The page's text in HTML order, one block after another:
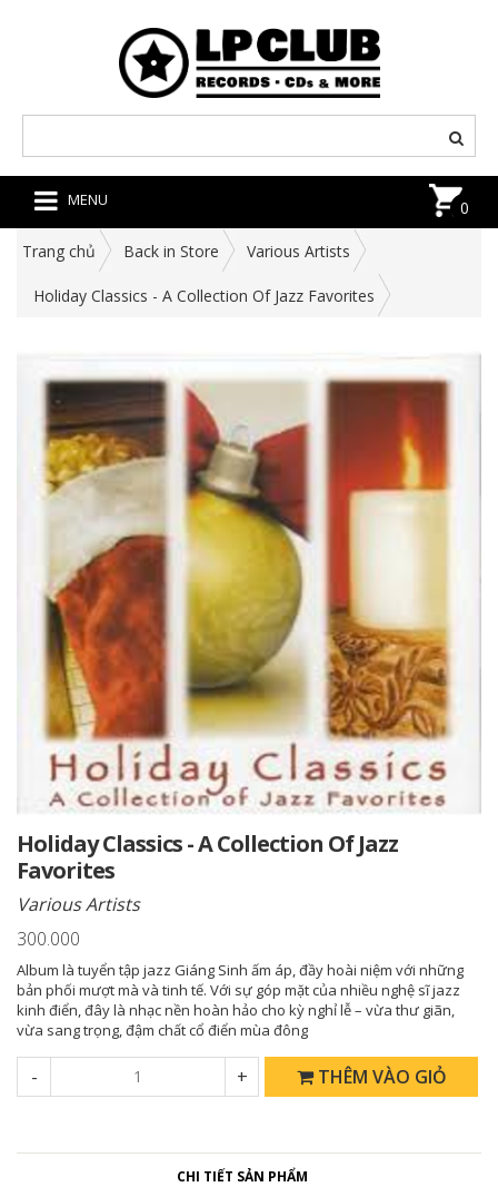
MENU 0
Trang chủ Back in Store Various Artists
Holiday Classics - A Collection Of Jazz Favorites
Holiday Classics - A Collection Of Jazz
Favorites
Various Artists
300.000
Album là tuyển tập jazz Giáng Sinh ấm áp, đầy hoài niệm với những
bản phối mượt mà và tinh tế. Với sự góp mặt của nhiều nghệ sĩ jazz
kinh điển, đây là nhạc nền hoàn hảo cho kỳ nghỉ lễ – vừa thư giãn,
vừa sang trọng, đậm chất cổ điển mùa đông
+
- THÊM VÀO GIỎ
CHI TIẾT SẢN PHẨM